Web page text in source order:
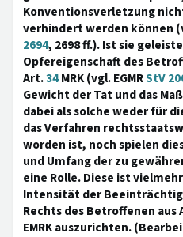
Konventionsverletzung
verhindert werden können
2694, 2698 ff.). Ist sie
Opfereigenschaft des
Art.34MRK (vgl. EGMRStV
Gewicht der Tat und das
dabei als solche weder für
das Verfahren
worden ist, noch spielen
und Umfang der zu
eine Rolle. Diese ist
Intensität der
Rechts des Betroffenen aus
EMRK auszurichten.